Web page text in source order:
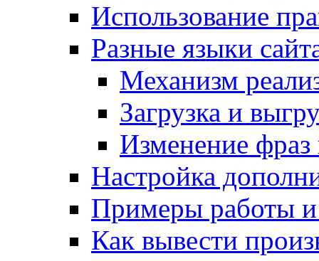
Использование
Разные языки
Механизм
Загрузка и
Изменение
Настройка
Примеры работы
Как вывести